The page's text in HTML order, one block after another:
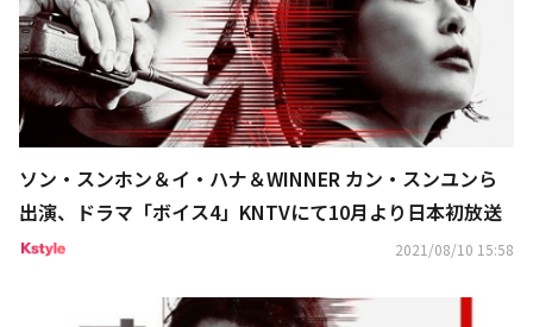
ソン・スンホン＆イ・ハナ＆WINNER カン・スンユンら
出演、ドラマ「ボイス4」KNTVにて10月より日本初放送
2021/08/10 15:58